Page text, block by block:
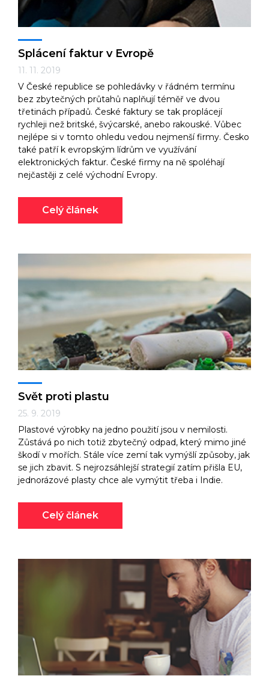
Splácení faktur v Evropě
11. 11. 2019
V České republice se pohledávky v řádném termínu
bez zbytečných průtahů naplňují téměř ve dvou
třetinách případů. České faktury se tak proplácejí
rychleji než britské, švýcarské, anebo rakouské. Vůbec
nejlépe si v tomto ohledu vedou nejmenší firmy. Česko
také patří k evropským lídrům ve využívání
elektronických faktur. České firmy na ně spoléhají
nejčastěji z celé východní Evropy.
Celý článek
Svět proti plastu
25. 9. 2019
Plastové výrobky na jedno použití jsou v nemilosti.
Zůstává po nich totiž zbytečný odpad, který mimo jiné
škodí v mořích. Stále více zemí tak vymýšlí způsoby, jak
se jich zbavit. S nejrozsáhlejší strategií zatím přišla EU,
jednorázové plasty chce ale vymýtit třeba i Indie.
Celý článek